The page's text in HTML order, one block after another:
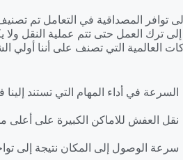
توافر المصداقية في التعامل تم
ترك العمل حتى تتم عملية النقل ولا
العالمية التي تصنف على أننا أولي
السرعة في أداء المهام التي تستند
نقل العفش للاماكن الكبيرة على
سرعة الوصول إلى المكان نتيجة إلى